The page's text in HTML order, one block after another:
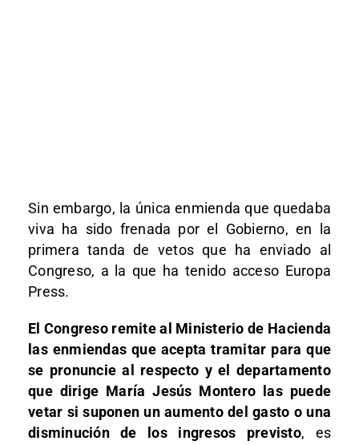
Sin embargo, la única enmienda que quedaba
viva ha sido frenada por el Gobierno, en la
primera tanda de vetos que ha enviado al
Congreso, a la que ha tenido acceso Europa
Press.
El Congreso remite al Ministerio de Hacienda
las enmiendas que acepta tramitar para que
se pronuncie al respecto y el departamento
que dirige María Jesús Montero las puede
vetar si suponen un aumento del gasto o una
disminución de los ingresos previsto, es